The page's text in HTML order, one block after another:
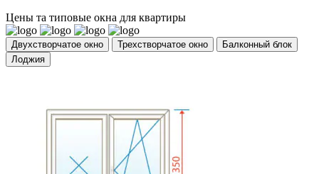
Цены та типовые окна для квартиры
Двухстворчатое окно Трехстворчатое окно
Балконный блок
Лоджия